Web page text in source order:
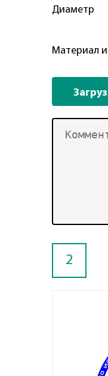
Диаметр
Материал
2